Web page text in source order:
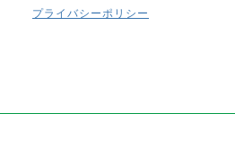
プライバシーポリシー